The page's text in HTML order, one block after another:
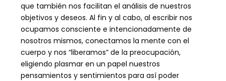
que también nos facilitan el análisis de nuestros
objetivos y deseos. Al fin y al cabo, al escribir nos
ocupamos consciente e intencionadamente de
nosotros mismos, conectamos la mente con el
cuerpo y nos “liberamos” de la preocupación,
eligiendo plasmar en un papel nuestros
pensamientos y sentimientos para así poder